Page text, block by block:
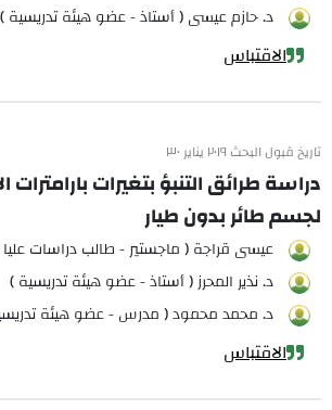
د. حازم عيسى ( أستاذ - عضو هيئة تدريسية )
الاقتباس
تاريخ قبول البحث ٢٠١٩ يناير ٣٠
دراسة طرائق التنبؤ بتغيرات بارامترات
لجسم طائر بدون طيار
عيسى قراجة ( ماجستير - طالب دراسات
د. نذير المحرز ( أستاذ - عضو هيئة تدريسية )
د. محمد محمود ( مدرس - عضو هيئة
الاقتباس